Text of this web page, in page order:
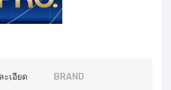
ะเอียด BRAND